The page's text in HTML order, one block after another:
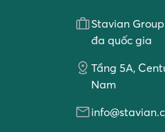
Stavian
đa quốc gia
Tầng 5A,
Nam